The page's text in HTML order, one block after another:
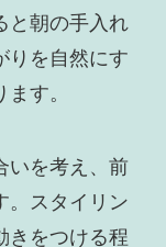
と朝の手入れ
りを自然にす
す。
いを考え、前
。スタイリン
きをつける程